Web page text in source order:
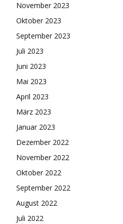
November 2023
Oktober 2023
September 2023
Juli 2023
Juni 2023
Mai 2023
April 2023
März 2023
Januar 2023
Dezember 2022
November 2022
Oktober 2022
September 2022
August 2022
Juli 2022